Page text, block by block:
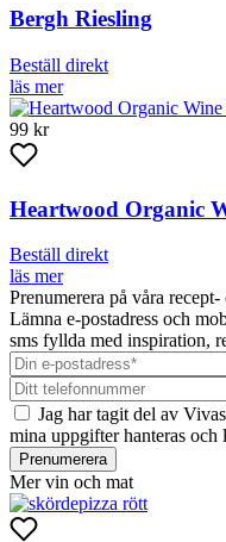
Bergh Riesling
Beställ direkt
läs mer
99 kr
Heartwood Organic
Beställ direkt
läs mer
Prenumerera på våra
Lämna e-postadress och
sms fyllda med inspiration,
Jag har tagit del av Vivas
mina uppgifter hanteras och
Prenumerera
Mer vin och mat